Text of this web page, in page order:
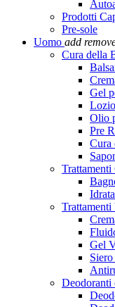
Prodotti
Pre-sole
Uomo add
Cura della
Gel
Olio
Pre
Cura
Gel
Deodoranti